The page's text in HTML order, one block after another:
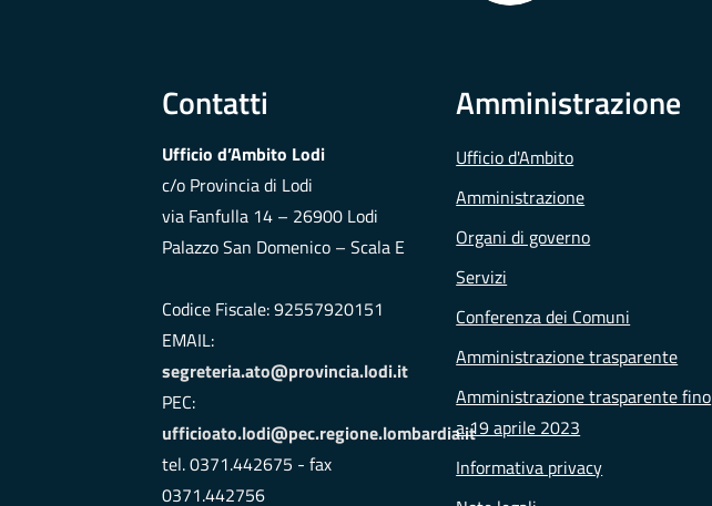
Contatti
Ufficio d’Ambito Lodi
c/o Provincia di Lodi
via Fanfulla 14 – 26900 Lodi
Palazzo San Domenico – Scala E
Codice Fiscale: 92557920151
EMAIL:
segreteria.ato@provincia.lodi.it
PEC:
ufficioato.lodi@pec.regione.lombardia.it
tel. 0371.442675 - fax
0371.442756
Amministrazione
Ufficio d'Ambito
Amministrazione
Organi di governo
Servizi
Conferenza dei Comuni
Amministrazione trasparente
Amministrazione trasparente fino
a 19 aprile 2023
Informativa privacy